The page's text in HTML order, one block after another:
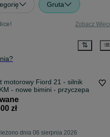
Gruta
Zobacz
motorowy Fiord 21 - silnik
- nowe bimini - przyczepa
zł
dnia 06 sierpnia 2026